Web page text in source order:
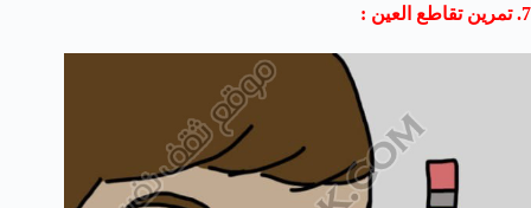
7. تمرين تقاطع العين :